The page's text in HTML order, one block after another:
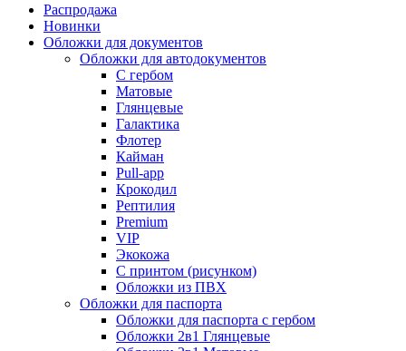
Распродажа
Новинки
Обложки для документов
Обложки для автодокументов
С гербом
Матовые
Глянцевые
Галактика
Флотер
Кайман
Pull-app
Крокодил
Рептилия
Premium
VIP
Экокожа
С принтом (рисунком)
Обложки из ПВХ
Обложки для паспорта
Обложки для паспорта с гербом
Обложки 2в1 Глянцевые